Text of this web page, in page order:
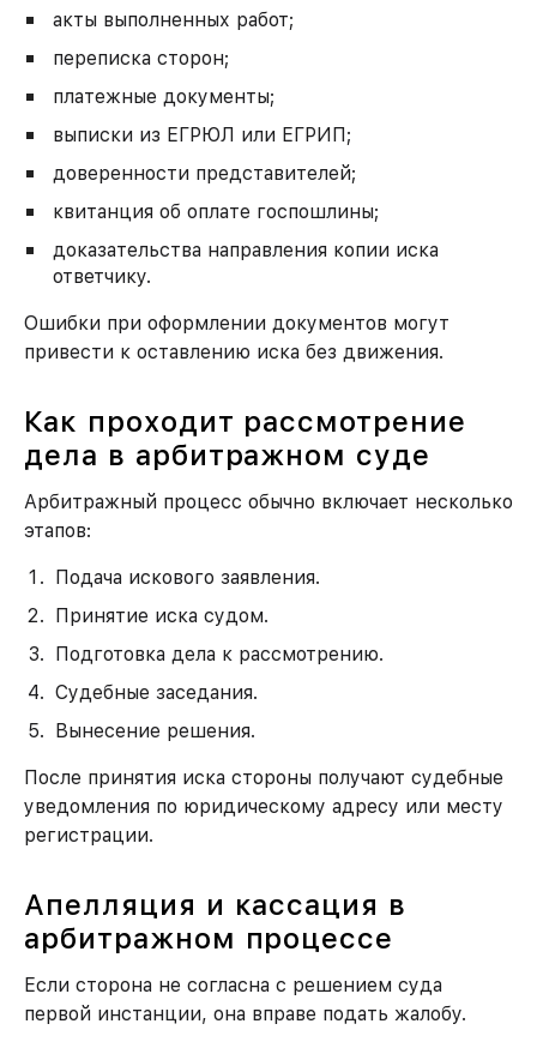
акты выполненных работ;
переписка сторон;
платежные документы;
выписки из ЕГРЮЛ или ЕГРИП;
доверенности представителей;
квитанция об оплате госпошлины;
доказательства направления копии иска
ответчику.
Ошибки при оформлении документов могут
привести к оставлению иска без движения.
Как проходит рассмотрение
дела в арбитражном суде
Арбитражный процесс обычно включает несколько
этапов:
Подача искового заявления.
Принятие иска судом.
Подготовка дела к рассмотрению.
Судебные заседания.
Вынесение решения.
После принятия иска стороны получают судебные
уведомления по юридическому адресу или месту
регистрации.
Апелляция и кассация в
арбитражном процессе
Если сторона не согласна с решением суда
первой инстанции, она вправе подать жалобу.